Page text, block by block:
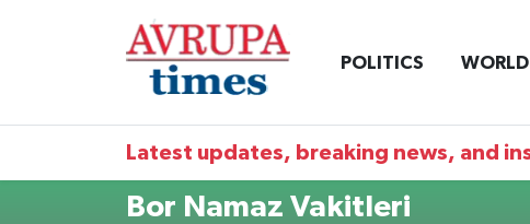
POLITICS WORLD
Latest updates, breaking news, and
Bor Namaz Vakitleri
Nöbetçi Eczaneler
Namaz Vakitleri